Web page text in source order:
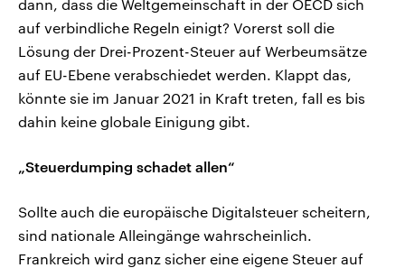
dann, dass die Weltgemeinschaft in der OECD sich
auf verbindliche Regeln einigt? Vorerst soll die
Lösung der Drei-Prozent-Steuer auf Werbeumsätze
auf EU-Ebene verabschiedet werden. Klappt das,
könnte sie im Januar 2021 in Kraft treten, fall es bis
dahin keine globale Einigung gibt.
„Steuerdumping schadet allen“
Sollte auch die europäische Digitalsteuer scheitern,
sind nationale Alleingänge wahrscheinlich.
Frankreich wird ganz sicher eine eigene Steuer auf